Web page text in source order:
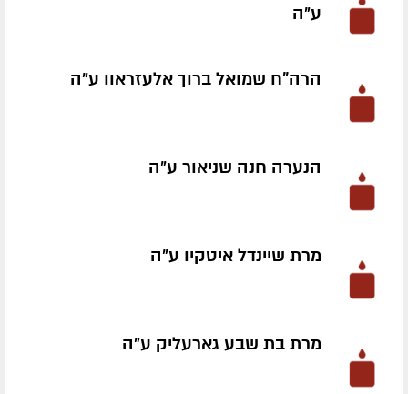
ע״ה
הרה"ח שמואל ברוך אלעזראוו ע״ה
הנערה חנה שניאור ע״ה
מרת שיינדל איטקיו ע״ה
מרת בת שבע גארעליק ע״ה